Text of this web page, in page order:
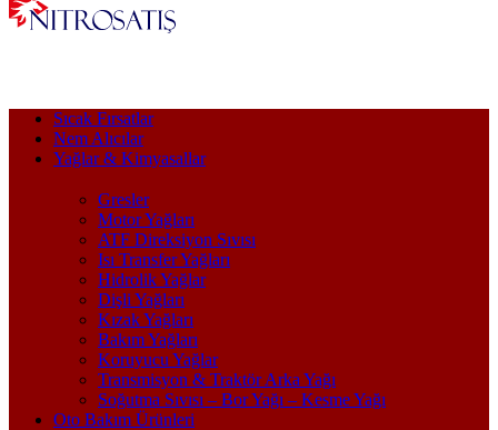
Sıcak Fırsatlar
Nem Alıcılar
Yağlar & Kimyasallar
Gresler
Motor Yağları
ATF Direksiyon Sıvısı
Isı Transfer Yağları
Hidrolik Yağlar
Dişli Yağları
Kızak Yağları
Bakım Yağları
Koruyucu Yağlar
Transmisyon & Traktör Arka Yağı
Soğutma Sıvısı – Bor Yağı – Kesme Yağı
Oto Bakım Ürünleri